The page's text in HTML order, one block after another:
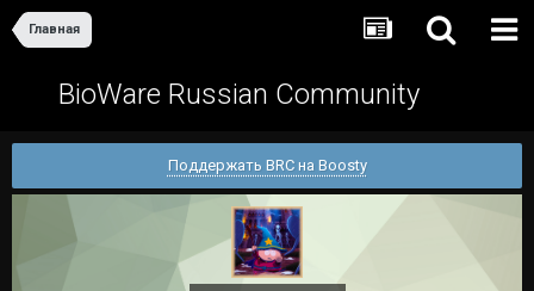
Главная
BioWare Russian Community
Поддержать BRC на Boosty